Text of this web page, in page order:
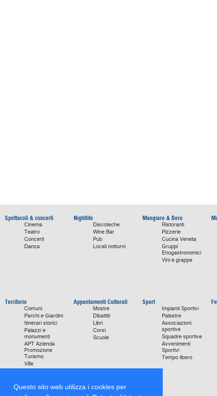
Questo sito web utilizza i cookies per
Spettacoli & concerti
Cinema
Teatro
Concerti
Danza
Nightlife
Discoteche
Wine Bar
Pub
Locali notturni
Mangiare & Bere
Ristoranti
Pizzerie
Cucina Veneta
Gruppi
Enogastronomici
Vini e grappe
Territorio
Comuni
Parchi e Giardini
Itinerari storici
Palazzi e
monumenti
APT Azienda
Promozione
Turismo
Ville
Storie di Successo
Appuntamenti Culturali
Mostre
Dibattiti
Libri
Corsi
Scuole
Sport
Impianti Sportivi
Palestre
Associazioni
sportive
Squadre sportive
Avvenimenti
Sportivi
Tempo libero